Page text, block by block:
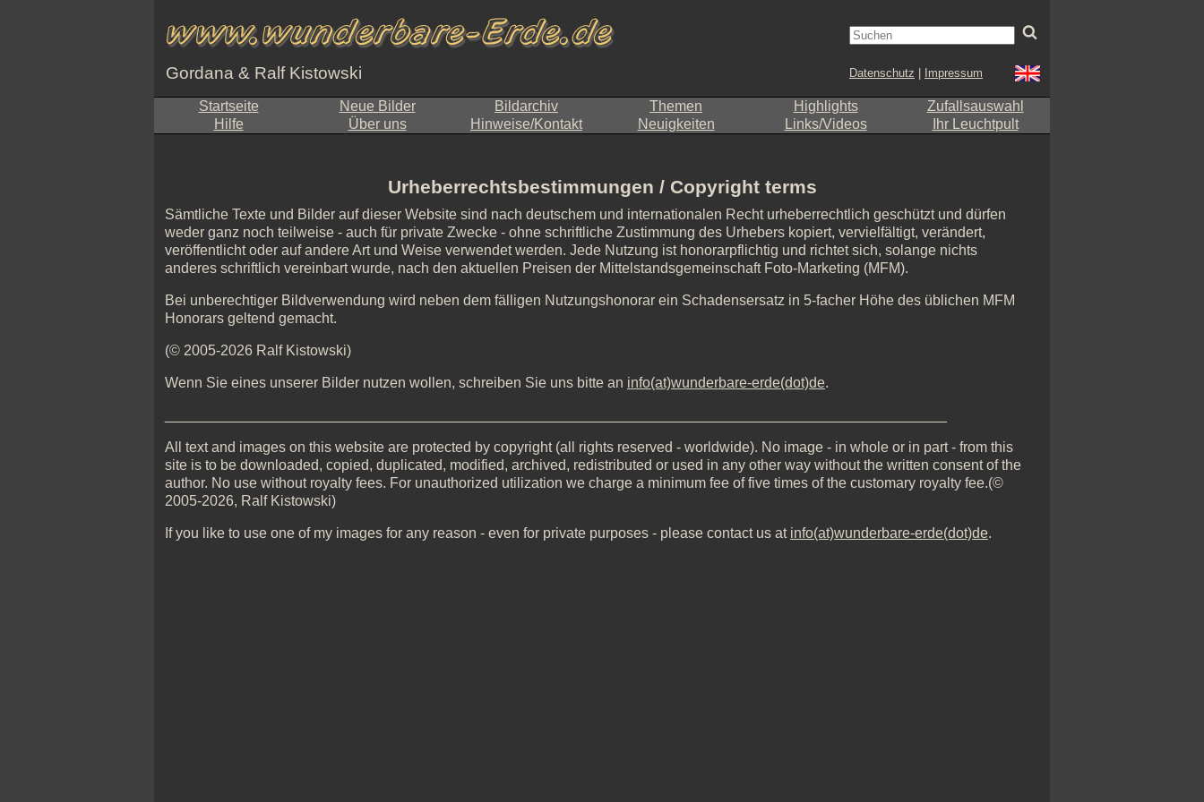
Gordana & Ralf Kistowski Datenschutz Impressum
Startseite Neue Bilder Bildarchiv Themen Highlights
Zufallsauswahl
Hilfe
Über uns Hinweise/Kontakt Neuigkeiten Links/Videos Ihr Leuchtpult
Urheberrechtsbestimmungen / Copyright terms
Sämtliche Texte und Bilder auf dieser Website sind nach deutschem und internationalen Recht urheberrechtlich geschützt und dürfen
weder ganz noch teilweise - auch für private Zwecke - ohne schriftliche Zustimmung des Urhebers kopiert, vervielfältigt, verändert,
veröffentlicht oder auf andere Art und Weise verwendet werden. Jede Nutzung ist honorarpflichtig und richtet sich, solange nichts
anderes schriftlich vereinbart wurde, nach den aktuellen Preisen der Mittelstandsgemeinschaft Foto-Marketing (MFM).
Bei unberechtiger Bildverwendung wird neben dem fälligen Nutzungshonorar ein Schadensersatz in 5-facher Höhe des üblichen MFM
Honorars geltend gemacht.
(© 2005-2026 Ralf Kistowski)
Wenn Sie eines unserer Bilder nutzen wollen, schreiben Sie uns bitte an info(at)wunderbare-erde(dot)de.
All text and images on this website are protected by copyright (all rights reserved - worldwide). No image - in whole or in part - from this
site is to be downloaded, copied, duplicated, modified, archived, redistributed or used in any other way without the written consent of the
author. No use without royalty fees. For unauthorized utilization we charge a minimum fee of five times of the customary royalty fee.(©
2005-2026, Ralf Kistowski)
If you like to use one of my images for any reason - even for private purposes - please contact us at info(at)wunderbare-erde(dot)de.